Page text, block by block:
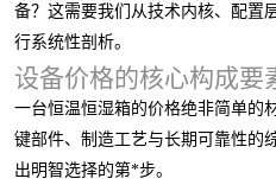
备？这需要我们从技术内核、配置
行系统性剖析。
设备价格的核心构成要
一台恒温恒湿箱的价格绝非简单的
键部件、制造工艺与长期可靠性的
出明智选择的第*步。